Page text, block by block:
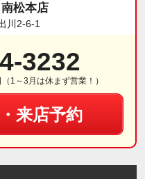
松本店
川2-6-1
3232
1～3月は休まず営業！）
来店予約